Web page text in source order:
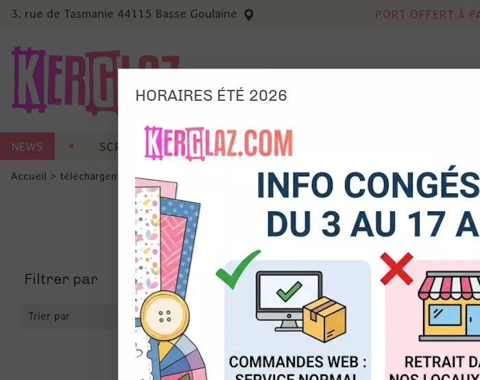
3, rue de Tasmanie 44115 Basse Goulaine PORT OFFERT À
NEWS SCRAP CARTERIE MACHINES DIES
Accueil > téléchargement
Filtrer par
Trier par
Nous autorisez-vous à
Ils nous seront utiles pour :
Améliorer l'interface et les
Mesurer les campagnes marketing et
produits
Gérer l'authentification et surveiller
Certains cookies sont nécessaires à des fins techniques, ils
obligatoires, peuvent être utilisés pour la personnalisation
et du contenu, la connaissance de l'audience et le
précises et l'identification par le balayage de l'appareil, le
Si vous donnez votre consentement, celui-ci sera valable
disposez de la possibilité de retirer votre consentement à
de la page. Pour en savoir plus, consulter notre politique de
CONFIGURER
HORAIRES ÉTÉ 2026